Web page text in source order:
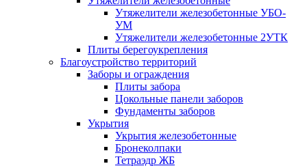
Утяжелители железобетонные УБО-
УМ
Утяжелители железобетонные 2УТК
Плиты берегоукрепления
Благоустройство территорий
Заборы и ограждения
Плиты забора
Цокольные панели заборов
Фундаменты заборов
Укрытия
Укрытия железобетонные
Бронеколпаки
Тетраэдр ЖБ